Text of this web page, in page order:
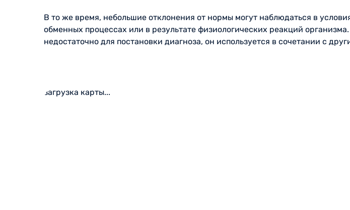
В то же время, небольшие отклонения от нормы могут наблюдаться в
обменных процессах или в результате физиологических реакций
недостаточно для постановки диагноза, он используется в сочетании с
загрузка карты...